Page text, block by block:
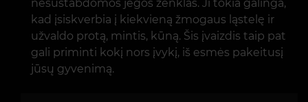
nesustabdomos jėgos ženklas. Ji tokia galinga,
kad įsiskverbia į kiekvieną žmogaus ląstelę ir
užvaldo protą, mintis, kūną. Šis įvaizdis taip pat
gali priminti kokį nors įvykį, iš esmės pakeitusį
jūsų gyvenimą.